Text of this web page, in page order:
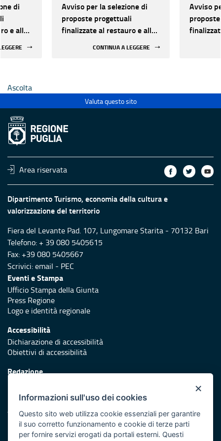
di
e alla
Avviso per la selezione di
proposte progettuali
finalizzate al restauro e alla
CONTINUA A LEGGERE
Avviso
Ascolta
Valuta questo sito
Area riservata
Dipartimento Turismo, economia della cultura e
valorizzazione del territorio
Fiera del Levante Pad. 107, Lungomare Starita - 70132 Bari
Telefono: + 39 080 5405615
Fax: +39 080 5405667
Scrivici:email - PEC
Eventi e Stampa
Ufficio Stampa della Giunta
Press Regione
Logo e identità regionale
Accessibilità
Dichiarazione di accessibilità
Obiettivi di accessibilità
Redazione
Protezione civile
Vai al sito di Protezione Civile Puglia
Iniziativa finanziata con risorse del POR Puglia 2014/2020 -
×
Informazioni sull'uso dei cookies
Questo sito web utilizza cookie essenziali per garantire
il suo corretto funzionamento e cookie di terze parti
per fornire servizi erogati da portali esterni. Questi